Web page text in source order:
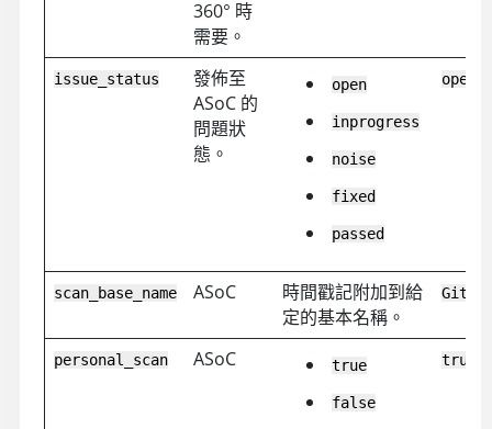
360° 時
需要。
issue_status
發佈至
ASoC的
問題狀
態。
open
inprogress
noise
fixed
passed
open
scan_base_name ASoC
時間戳記附加到給
定的基本名稱。
personal_scan ASoC true
false
true